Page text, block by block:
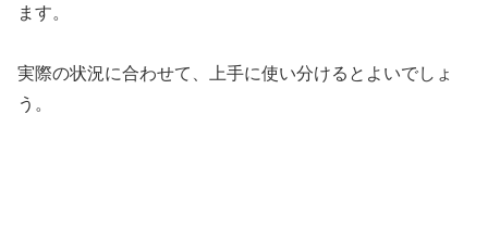
ます。
実際の状況に合わせて、上手に使い分けるとよいでしょ
う。